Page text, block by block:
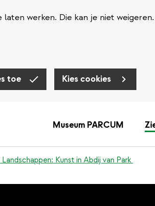
werken. Die kan je niet
toe Kies cookies
Museum PARCUM
Kunst in Abdij van Park